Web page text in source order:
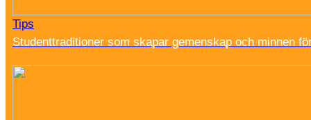
Tips
Studenttraditioner som skapar gemenskap och minnen